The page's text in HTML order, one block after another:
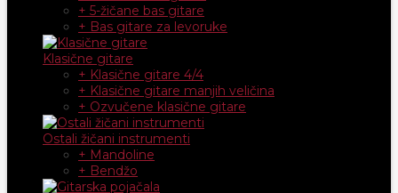
+ 5-žičane bas gitare
+ Bas gitare za levoruke
Klasične gitare
+ Klasične gitare 4/4
+ Klasične gitare manjih veličina
+ Ozvučene klasične gitare
Ostali žičani instrumenti
+ Mandoline
+ Bendžo